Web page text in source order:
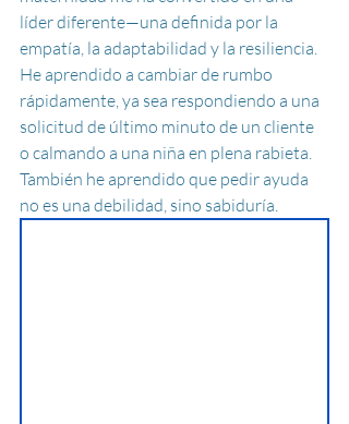
líder diferente—una definida por la
empatía, la adaptabilidad y la resiliencia.
He aprendido a cambiar de rumbo
rápidamente, ya sea respondiendo a una
solicitud de último minuto de un cliente
o calmando a una niña en plena rabieta.
También he aprendido que pedir ayuda
no es una debilidad, sino sabiduría.